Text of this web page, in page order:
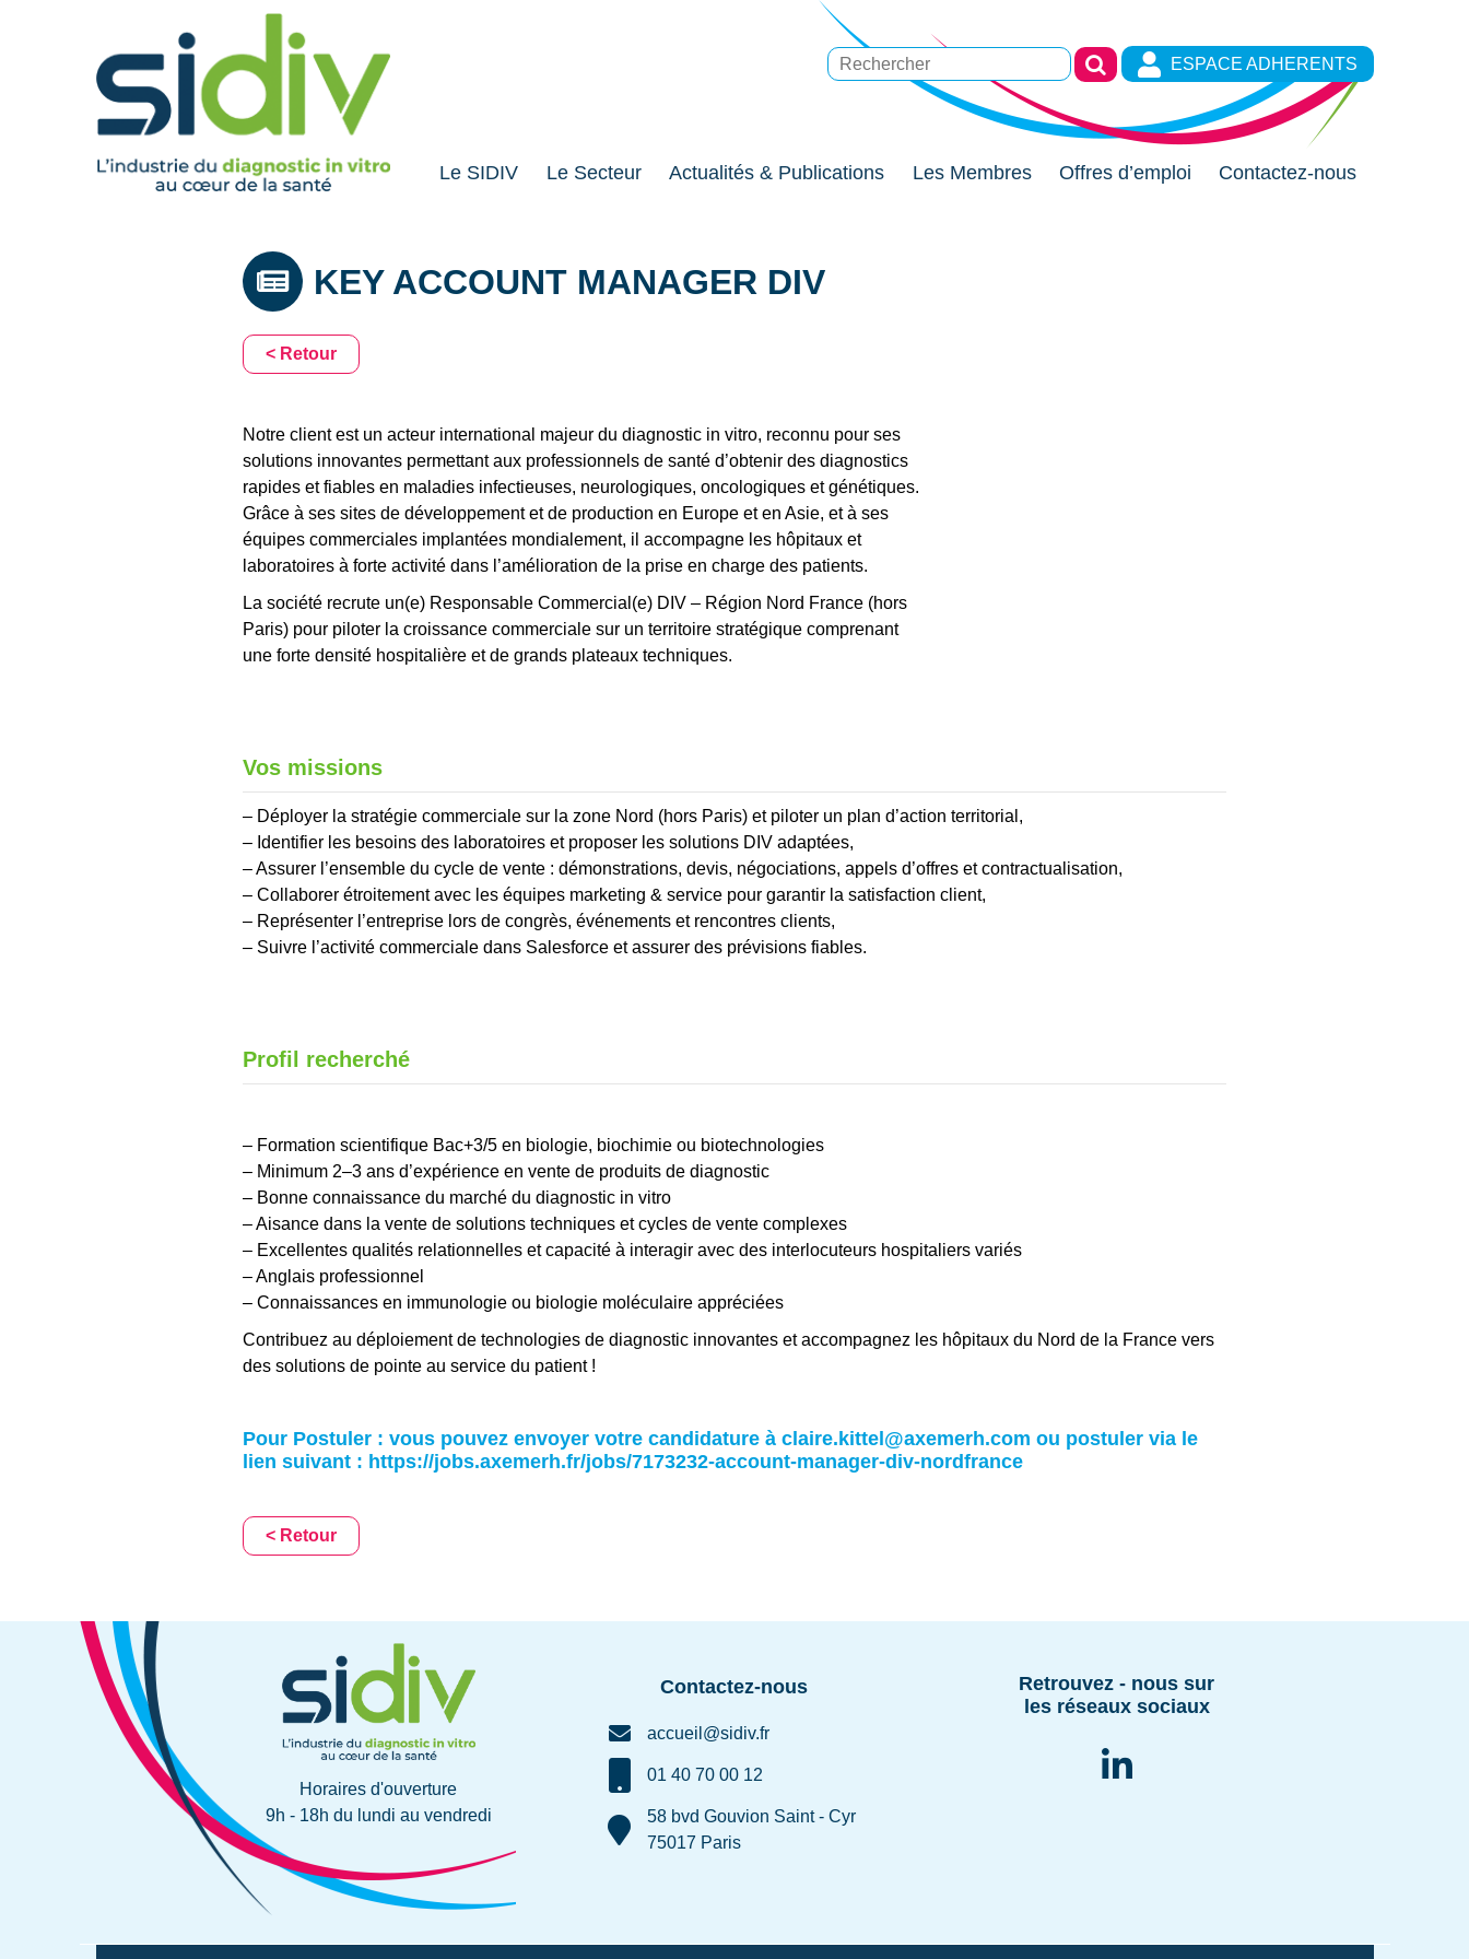
ESPACE ADHERENTS
Le SIDIV Le Secteur Actualités & Publications Les Membres Offres d’emploi Contactez-nous
KEY ACCOUNT MANAGER DIV
< Retour
Notre client est un acteur international majeur du diagnostic in vitro, reconnu pour ses
solutions innovantes permettant aux professionnels de santé d’obtenir des diagnostics
rapides et fiables en maladies infectieuses, neurologiques, oncologiques et génétiques.
Grâce à ses sites de développement et de production en Europe et en Asie, et à ses
équipes commerciales implantées mondialement, il accompagne les hôpitaux et
laboratoires à forte activité dans l’amélioration de la prise en charge des patients.
La société recrute un(e) Responsable Commercial(e) DIV – Région Nord France (hors
Paris) pour piloter la croissance commerciale sur un territoire stratégique comprenant
une forte densité hospitalière et de grands plateaux techniques.
Vos missions
– Déployer la stratégie commerciale sur la zone Nord (hors Paris) et piloter un plan d’action territorial,
– Identifier les besoins des laboratoires et proposer les solutions DIV adaptées,
– Assurer l’ensemble du cycle de vente : démonstrations, devis, négociations, appels d’offres et contractualisation,
– Collaborer étroitement avec les équipes marketing & service pour garantir la satisfaction client,
– Représenter l’entreprise lors de congrès, événements et rencontres clients,
– Suivre l’activité commerciale dans Salesforce et assurer des prévisions fiables.
Profil recherché
– Formation scientifique Bac+3/5 en biologie, biochimie ou biotechnologies
– Minimum 2–3 ans d’expérience en vente de produits de diagnostic
– Bonne connaissance du marché du diagnostic in vitro
– Aisance dans la vente de solutions techniques et cycles de vente complexes
– Excellentes qualités relationnelles et capacité à interagir avec des interlocuteurs hospitaliers variés
– Anglais professionnel
– Connaissances en immunologie ou biologie moléculaire appréciées
Contribuez au déploiement de technologies de diagnostic innovantes et accompagnez les hôpitaux du Nord de la France vers
des solutions de pointe au service du patient !
Pour Postuler : vous pouvez envoyer votre candidature à claire.kittel@axemerh.com ou postuler via le
lien suivant : https://jobs.axemerh.fr/jobs/7173232-account-manager-div-nordfrance
< Retour
Horaires d'ouverture
9h - 18h du lundi au vendredi
Contactez-nous
accueil@sidiv.fr
01 40 70 00 12
58 bvd Gouvion Saint - Cyr
75017 Paris
Retrouvez - nous sur
les réseaux sociaux